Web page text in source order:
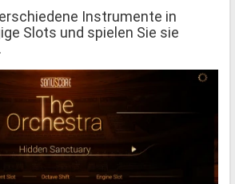
Instrumente in
Slots und spielen Sie sie